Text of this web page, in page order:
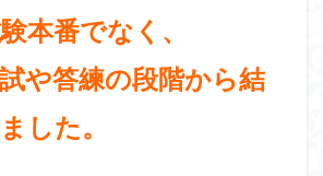
本番でなく、
や答練の段階から結
した。